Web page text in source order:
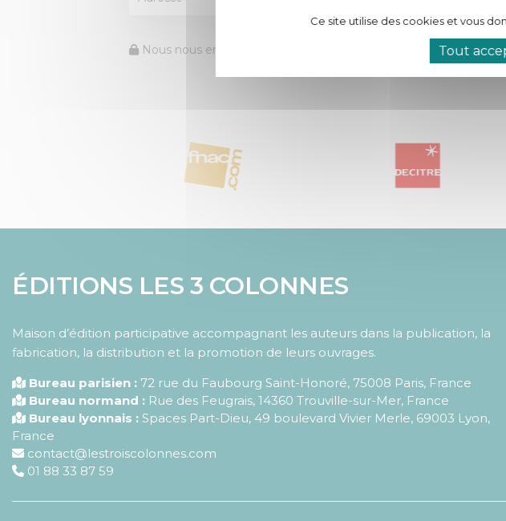
Nous nous engageons à protéger vos données personnelles.
ÉDITIONS LES 3 COLONNES
Maison d’édition participative accompagnant les auteurs dans la publication, la
fabrication, la distribution et la promotion de leurs ouvrages.
Bureau parisien : 72 rue du Faubourg Saint-Honoré, 75008 Paris, France
Bureau normand : Rue des Feugrais, 14360 Trouville-sur-Mer, France
Bureau lyonnais : Spaces Part-Dieu, 49 boulevard Vivier Merle, 69003 Lyon,
France
contact@lestroiscolonnes.com
01 88 33 87 59
Ce site utilise des cookies et vous
Tout